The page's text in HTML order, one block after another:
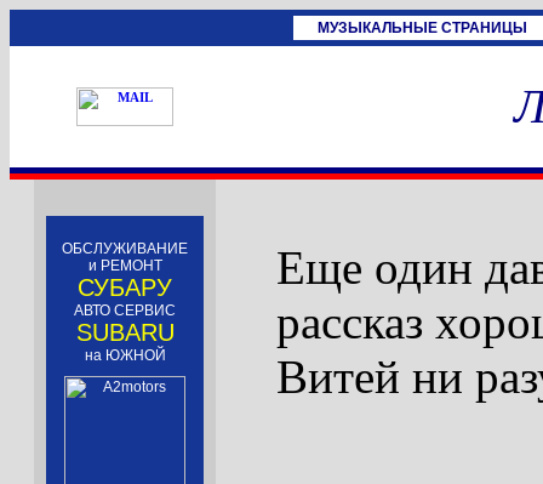
МУЗЫКАЛЬНЫЕ СТРАНИЦЫ
ОБСЛУЖИВАНИЕ
и РЕМОНТ
СУБАРУ
АВТО СЕРВИС
SUBARU
на ЮЖНОЙ
Еще один
рассказ
Витей ни